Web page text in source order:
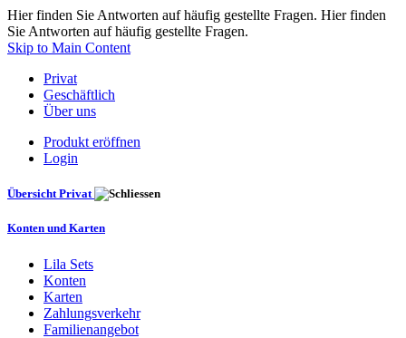
Hier finden Sie Antworten auf häufig gestellte Fragen. Hier finden
Sie Antworten auf häufig gestellte Fragen.
Skip to Main Content
Privat
Geschäftlich
Über uns
Produkt eröffnen
Login
Übersicht Privat
Konten und Karten
Lila Sets
Konten
Karten
Zahlungsverkehr
Familienangebot